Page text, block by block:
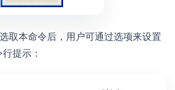
取本命令后，用户可通过选项来设置
提示：